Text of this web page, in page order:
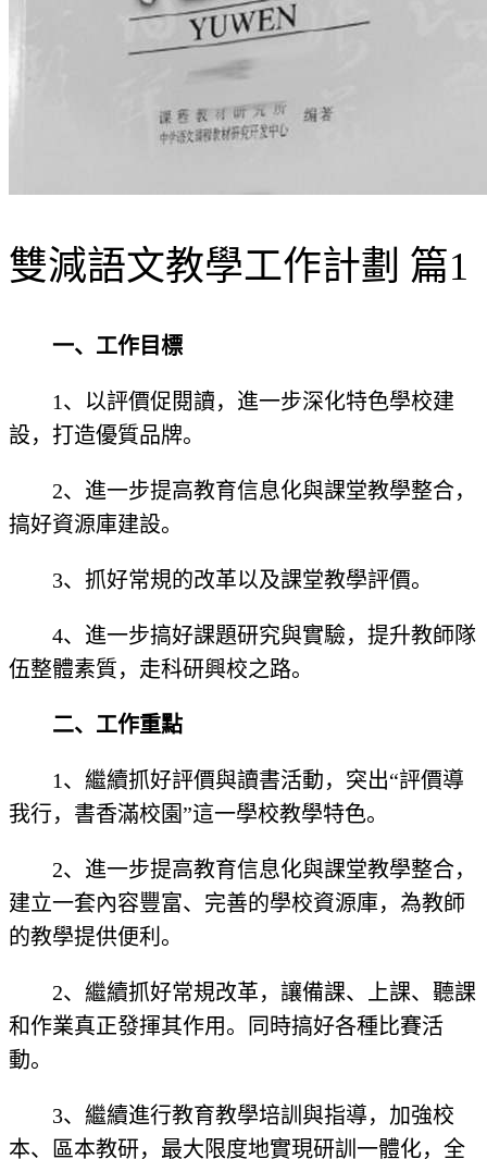
雙減語文教學工作計劃 篇1
一、工作目標
1、以評價促閱讀，進一步深化特色學校建
設，打造優質品牌。
2、進一步提高教育信息化與課堂教學整合，
搞好資源庫建設。
3、抓好常規的改革以及課堂教學評價。
4、進一步搞好課題研究與實驗，提升教師隊
伍整體素質，走科研興校之路。
二、工作重點
1、繼續抓好評價與讀書活動，突出“評價導
我行，書香滿校園”這一學校教學特色。
2、進一步提高教育信息化與課堂教學整合，
建立一套內容豐富、完善的學校資源庫，為教師
的教學提供便利。
2、繼續抓好常規改革，讓備課、上課、聽課
和作業真正發揮其作用。同時搞好各種比賽活
動。
3、繼續進行教育教學培訓與指導，加強校
本、區本教研，最大限度地實現研訓一體化，全